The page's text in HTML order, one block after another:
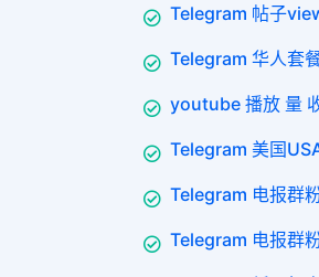
Telegram 帖子
Telegram 华人套
youtube 播放 量
Telegram 美国
Telegram 电报群
Telegram 电报群